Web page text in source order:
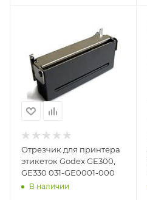
Отрезчик для принтера
этикеток Godex GE300,
GE330 031-GE0001-000
В наличии